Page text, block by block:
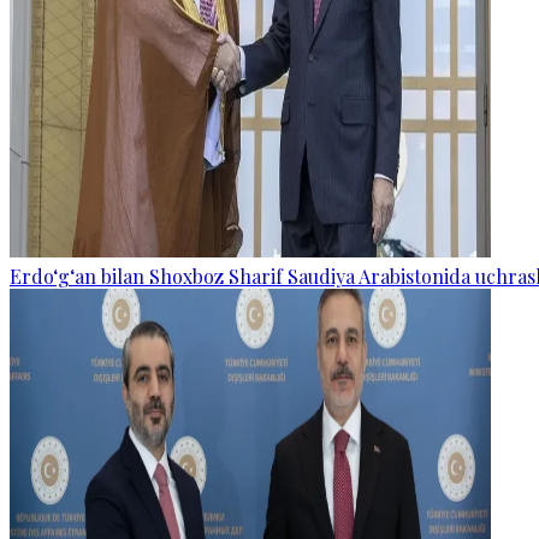
Erdo‘g‘an bilan Shoxboz Sharif Saudiya Arabistonida